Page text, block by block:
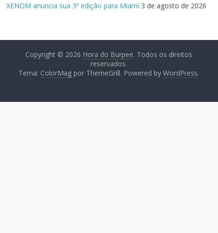
XENOM anuncia sua 3ª edição para Miami 3 de agosto de 2026
Copyright © 2026 Hora do Burpee. Todos os direitos
reservados.
Tema: ColorMag por ThemeGrill. Powered byWordPress.